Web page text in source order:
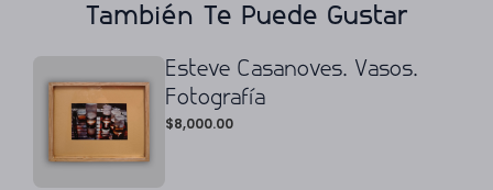
También Te Puede Gustar
Esteve Casanoves. Vasos.
Fotografía
$8,000.00